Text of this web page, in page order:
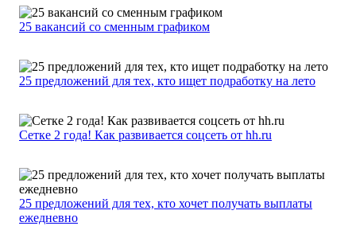
25 вакансий со сменным графиком
25 предложений для тех, кто ищет подработку на лето
Сетке 2 года! Как развивается соцсеть от hh.ru
25 предложений для тех, кто хочет получать выплаты
ежедневно